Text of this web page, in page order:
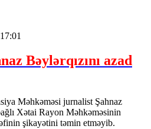
Bəylərqızını azad
Məhkəməsi jurnalist Şahnaz
Xətai Rayon Məhkəməsinin
şikayətini təmin etməyib.